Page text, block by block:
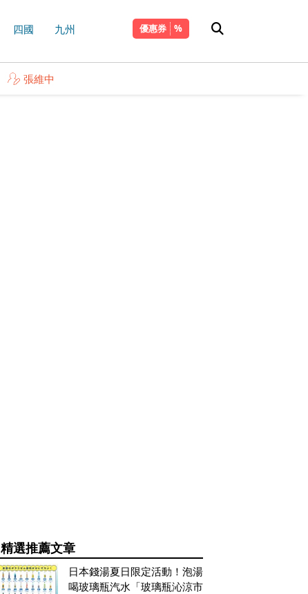
四國 九州 優惠券
張維中
精選推薦文章
日本錢湯夏日限定活動！泡湯
喝玻璃瓶汽水「玻璃瓶沁涼市